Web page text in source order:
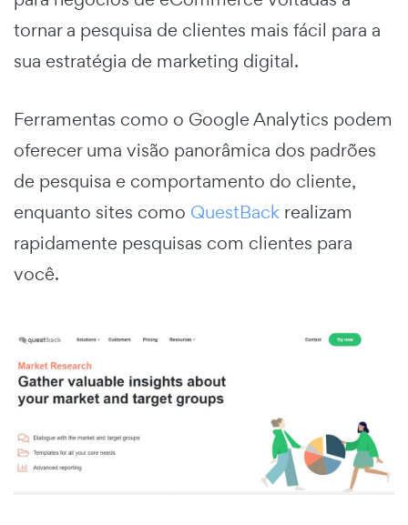
tornar a pesquisa de clientes mais fácil para a
sua estratégia de marketing digital.
Ferramentas como o Google Analytics podem
oferecer uma visão panorâmica dos padrões
de pesquisa e comportamento do cliente,
enquanto sites como QuestBack realizam
rapidamente pesquisas com clientes para
você.